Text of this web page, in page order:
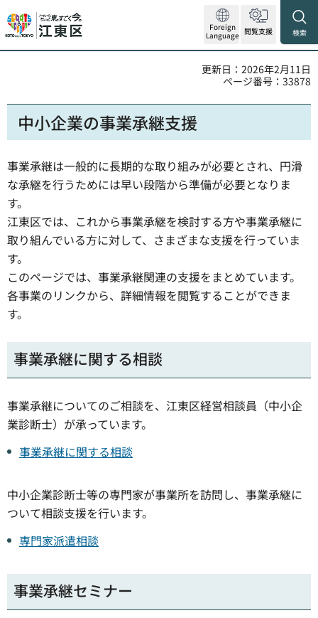
Foreign
Language 閲覧支援 検索
更新日：2026年2月11日
ページ番号：33878
中小企業の事業承継支援
事業承継は一般的に長期的な取り組みが必要とされ、円滑
な承継を行うためには早い段階から準備が必要となりま
す。
江東区では、これから事業承継を検討する方や事業承継に
取り組んでいる方に対して、さまざまな支援を行っていま
す。
このページでは、事業承継関連の支援をまとめています。
各事業のリンクから、詳細情報を閲覧することができま
す。
事業承継に関する相談
事業承継についてのご相談を、江東区経営相談員（中小企
業診断士）が承っています。
事業承継に関する相談
中小企業診断士等の専門家が事業所を訪問し、事業承継に
ついて相談支援を行います。
専門家派遣相談
事業承継セミナー